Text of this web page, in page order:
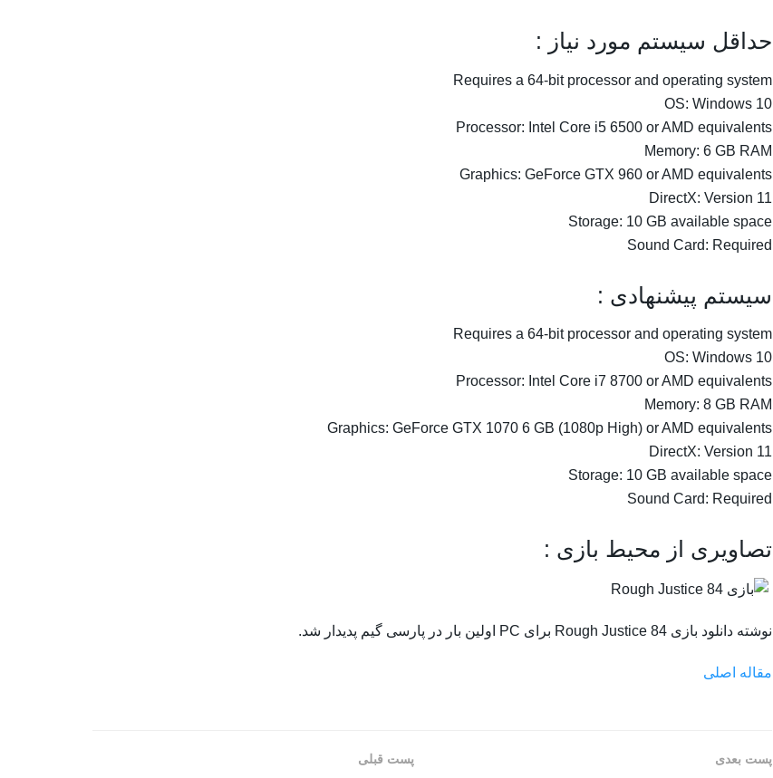
حداقل سیستم مورد نیاز :
Requires a 64-bit processor and operating system
OS: Windows 10
Processor: Intel Core i5 6500 or AMD equivalents
Memory: 6 GB RAM
Graphics: GeForce GTX 960 or AMD equivalents
DirectX: Version 11
Storage: 10 GB available space
Sound Card: Required
سیستم پیشنهادی :
Requires a 64-bit processor and operating system
OS: Windows 10
Processor: Intel Core i7 8700 or AMD equivalents
Memory: 8 GB RAM
Graphics: GeForce GTX 1070 6 GB (1080p High) or AMD equivalents
DirectX: Version 11
Storage: 10 GB available space
Sound Card: Required
تصاویری از محیط بازی :
نوشته دانلود بازی Rough Justice 84 برای PC اولین بار در پارسی گیم پدیدار شد.
مقاله اصلی
پست قبلی پست بعدی